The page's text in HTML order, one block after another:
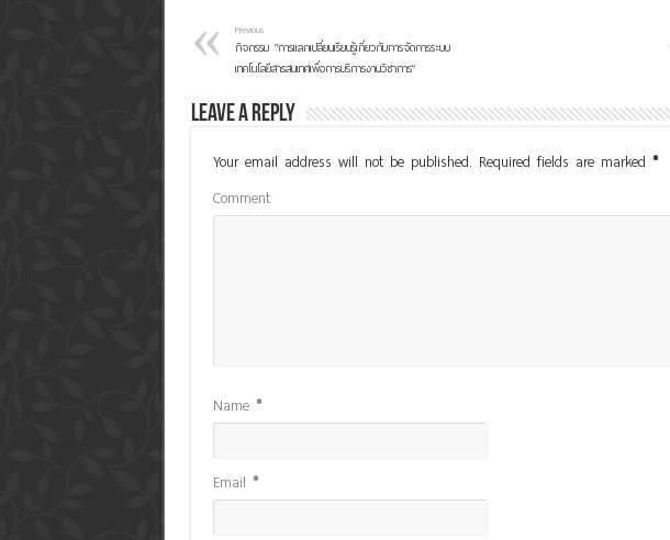
Previous
กิจกรรม “การแลกเปลี่ยนเรียนรู้เกี่ยวกับการจัดการระบบ
เทคโนโลยีสารสนเทศเพื่อการบริการงานวิชาการ”
Leave a Reply
Your email address will not be published. Required fields are marked *
Comment
Name *
Email *